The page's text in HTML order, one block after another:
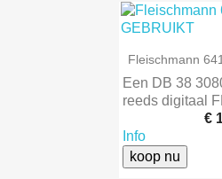

Fleischmann
Een DB 38
reeds digitaal
€
Info
koop nu